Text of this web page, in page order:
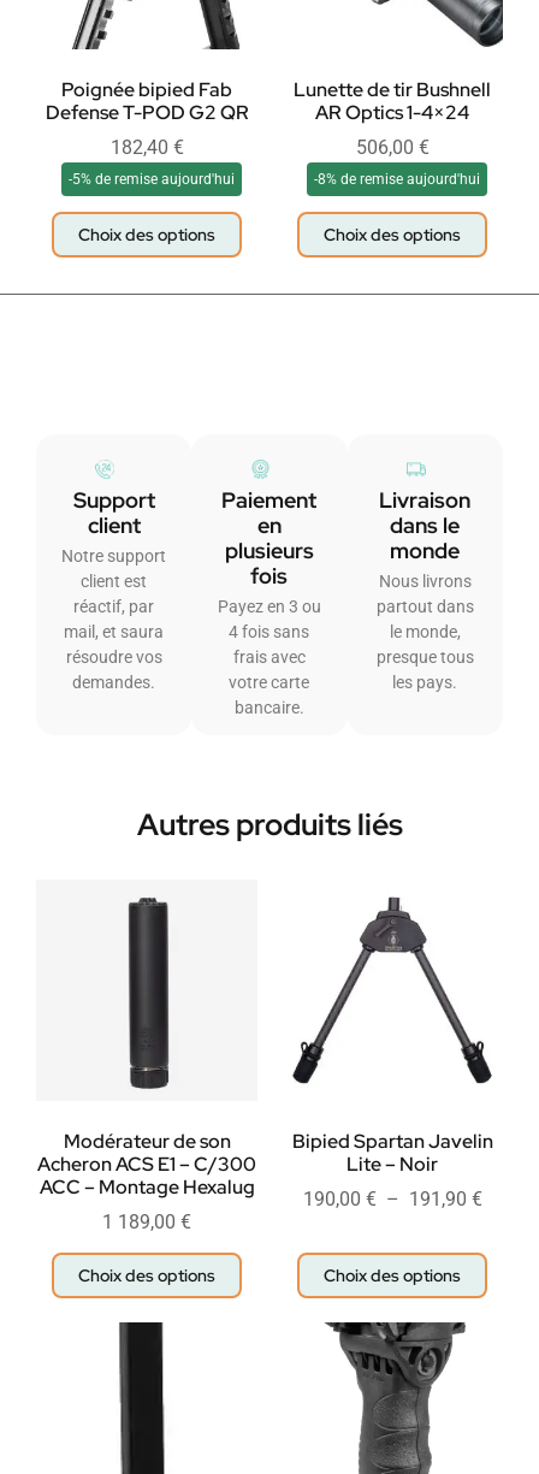
Poignée bipied Fab
Defense T-POD G2 QR
182,40 €
-5% de remise aujourd'hui
Choix des options
Lunette de tir Bushnell
AR Optics 1-4×24
506,00 €
-8% de remise aujourd'hui
Choix des options
Support
client
Notre support
client est
réactif, par
mail, et saura
résoudre vos
demandes.
Paiement
en
plusieurs
fois
Payez en 3 ou
4 fois sans
frais avec
votre carte
bancaire.
Livraison
dans le
monde
Nous livrons
partout dans
le monde,
presque tous
les pays.
Autres produits liés
Modérateur de son
Acheron ACS E1 – C/300
ACC – Montage Hexalug
1 189,00 €
Choix des options
Bipied Spartan Javelin
Lite – Noir
190,00 € – 191,90 €
Choix des options